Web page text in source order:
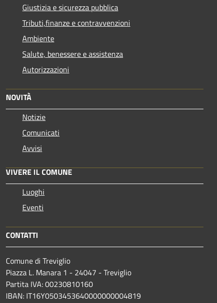
Giustizia e sicurezza pubblica
Tributi,finanze e contravvenzioni
Ambiente
Salute, benessere e assistenza
Autorizzazioni
NOVITÀ
Notizie
Comunicati
Avvisi
VIVERE IL COMUNE
Luoghi
Eventi
CONTATTI
Comune di Treviglio
Piazza L. Manara 1 - 24047 - Treviglio
Partita IVA: 00230810160
IBAN: IT16Y0503453640000000004819